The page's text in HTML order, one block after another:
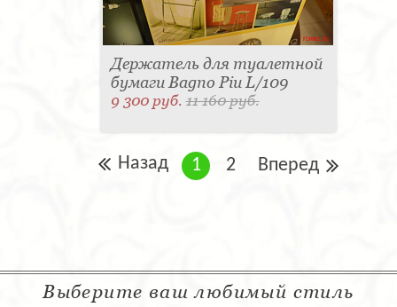
Держатель для туалетной
бумаги Bagno Piu L/109
9 300 руб.11 160 руб.
Назад 1 2 Вперед
Выберите ваш любимый стиль